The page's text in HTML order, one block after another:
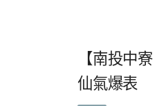
【南投中
仙氣爆表